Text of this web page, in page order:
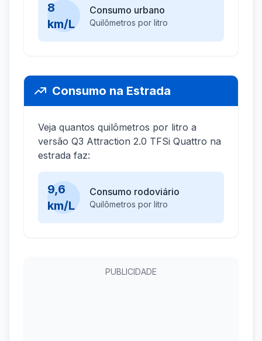
8
km/L
Consumo urbano
Quilômetros por litro
Consumo na Estrada
Veja quantos quilômetros por litro a
versão Q3 Attraction 2.0 TFSi Quattro na
estrada faz:
9,6
km/L
Consumo rodoviário
Quilômetros por litro
PUBLICIDADE